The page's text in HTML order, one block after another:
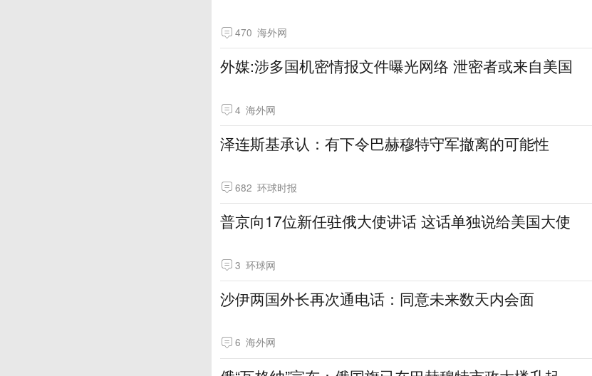
470 海外网
外媒:涉多国机密情报文件曝光网络 泄密者或来自美国
4 海外网
泽连斯基承认：有下令巴赫穆特守军撤离的可能性
682 环球时报
普京向17位新任驻俄大使讲话 这话单独说给美国大使
3 环球网
沙伊两国外长再次通电话：同意未来数天内会面
6 海外网